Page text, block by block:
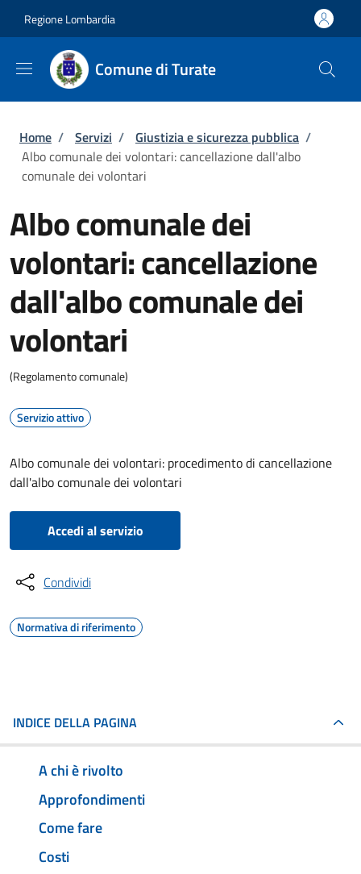
Regione Lombardia
Comune di Turate
Briciole di pane
Home / Servizi / Giustizia e sicurezza pubblica /
Albo comunale dei volontari: cancellazione dall'albo
comunale dei volontari
Albo comunale dei
volontari: cancellazione
dall'albo comunale dei
volontari
(Regolamento comunale)
Servizio attivo
Albo comunale dei volontari: procedimento di cancellazione
dall'albo comunale dei volontari
Accedi al servizio
Condividi
Normativa di riferimento
INDICE DELLA PAGINA
A chi è rivolto
Approfondimenti
Come fare
Costi